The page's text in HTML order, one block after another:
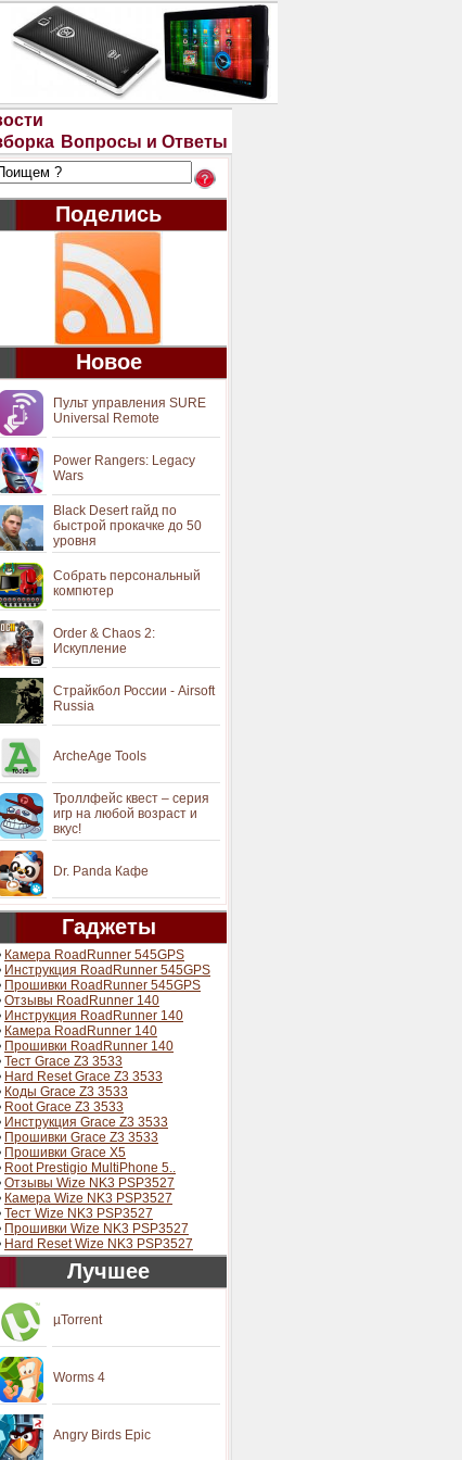
Вопросы и Ответы
Поделись
Новое
Пульт управления SURE
Universal Remote
Power Rangers: Legacy
Wars
Black Desert гайд по
быстрой прокачке до 50
уровня
Собрать персональный
компютер
Order & Chaos 2:
Искупление
Страйкбол России - Airsoft
Russia
ArcheAge Tools
Троллфейс квест – серия
игр на любой возраст и
вкус!
Dr. Panda Кафе
Гаджеты
Камера RoadRunner 545GPS
Инструкция RoadRunner 545GPS
Прошивки RoadRunner 545GPS
Отзывы RoadRunner 140
Инструкция RoadRunner 140
Камера RoadRunner 140
Прошивки RoadRunner 140
Тест Grace Z3 3533
Hard Reset Grace Z3 3533
Коды Grace Z3 3533
Root Grace Z3 3533
Инструкция Grace Z3 3533
Прошивки Grace Z3 3533
Прошивки Grace X5
Root Prestigio MultiPhone 5..
Отзывы Wize NK3 PSP3527
Камера Wize NK3 PSP3527
Тест Wize NK3 PSP3527
Прошивки Wize NK3 PSP3527
Hard Reset Wize NK3 PSP3527
Лучшее
µTorrent
Worms 4
Angry Birds Epic